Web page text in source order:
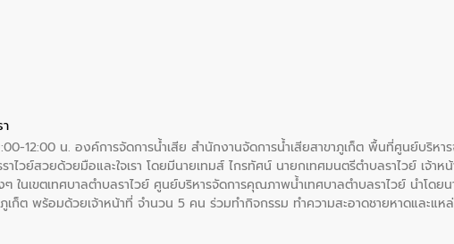
12:00 น. องค์การจัดการน้ำเสีย สำนักงานจัดการน้ำเสียสาขาภูเก็ต พื้นที่ศูนย์บริหา
ราไวย์สวยด้วยมือและใจเรา โดยมีนายเทมส์ ไกรทัศน์ นายกเทศมนตรีตำบลราไวย์ เจ้าห
ในเขตเทศบาลตำบลราไวย์ ศูนย์บริหารจัดการคุณภาพน้ำเทศบาลตำบลราไวย์ นำโดย
เก็ต พร้อมด้วยเจ้าหน้าที่ จำนวน 5 คน ร่วมทำกิจกรรม ทำความสะอาดชายหาดและแ
ไวย์ อำเภอเมือง จังหวัดภูเก็ต